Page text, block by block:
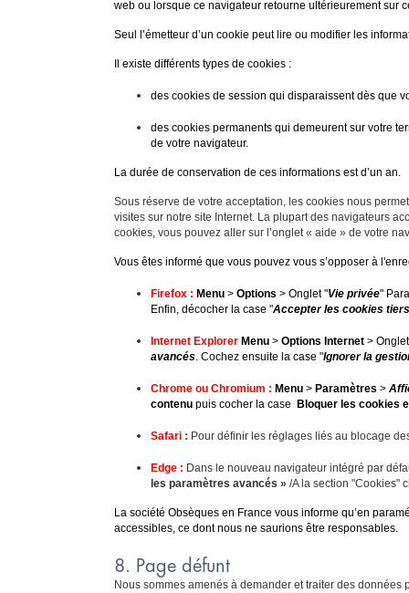
web ou lorsque ce navigateur retourne ultérieurement sur
Seul l’émetteur d’un cookie peut lire ou modifier les
Il existe différents types de cookies :
des cookies de session qui disparaissent dès que
des cookies permanents qui demeurent sur votre
de votre navigateur.
La durée de conservation de ces informations est d’un an.
Sous réserve de votre acceptation, les cookies nous
visites sur notre site Internet. La plupart des navigateurs
cookies, vous pouvez aller sur l’onglet « aide » de votre
Vous êtes informé que vous pouvez vous s’opposer à
Firefox : Menu > Options > Onglet "Vie privée"
Enfin, décocher la case "Accepter les cookies tiers
Internet Explorer Menu > Options Internet >
avancés. Cochez ensuite la case "Ignorer la
Chrome ou Chromium : Menu > Paramètres >
contenu puis cocher la case Bloquer les cookies
Safari : Pour définir les réglages liés au blocage
Edge : Dans le nouveau navigateur intégré par
les paramètres avancés » /A la section "Cookies"
La société Obsèques en France vous informe qu’en
accessibles, ce dont nous ne saurions être responsables.
8. Page défunt
Nous sommes amenés à demander et traiter des